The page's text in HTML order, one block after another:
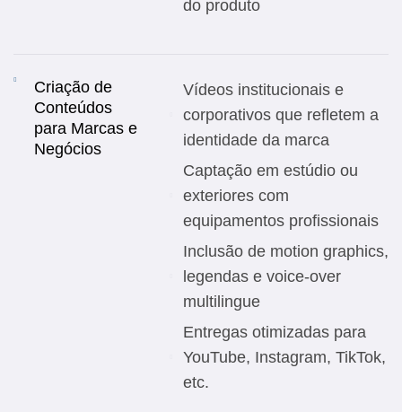
do produto
Criação de
Conteúdos
para Marcas e
Negócios
Vídeos institucionais e
corporativos que refletem a
identidade da marca
Captação em estúdio ou
exteriores com
equipamentos profissionais
Inclusão de motion graphics,
legendas e voice-over
multilingue
Entregas otimizadas para
YouTube, Instagram, TikTok,
etc.